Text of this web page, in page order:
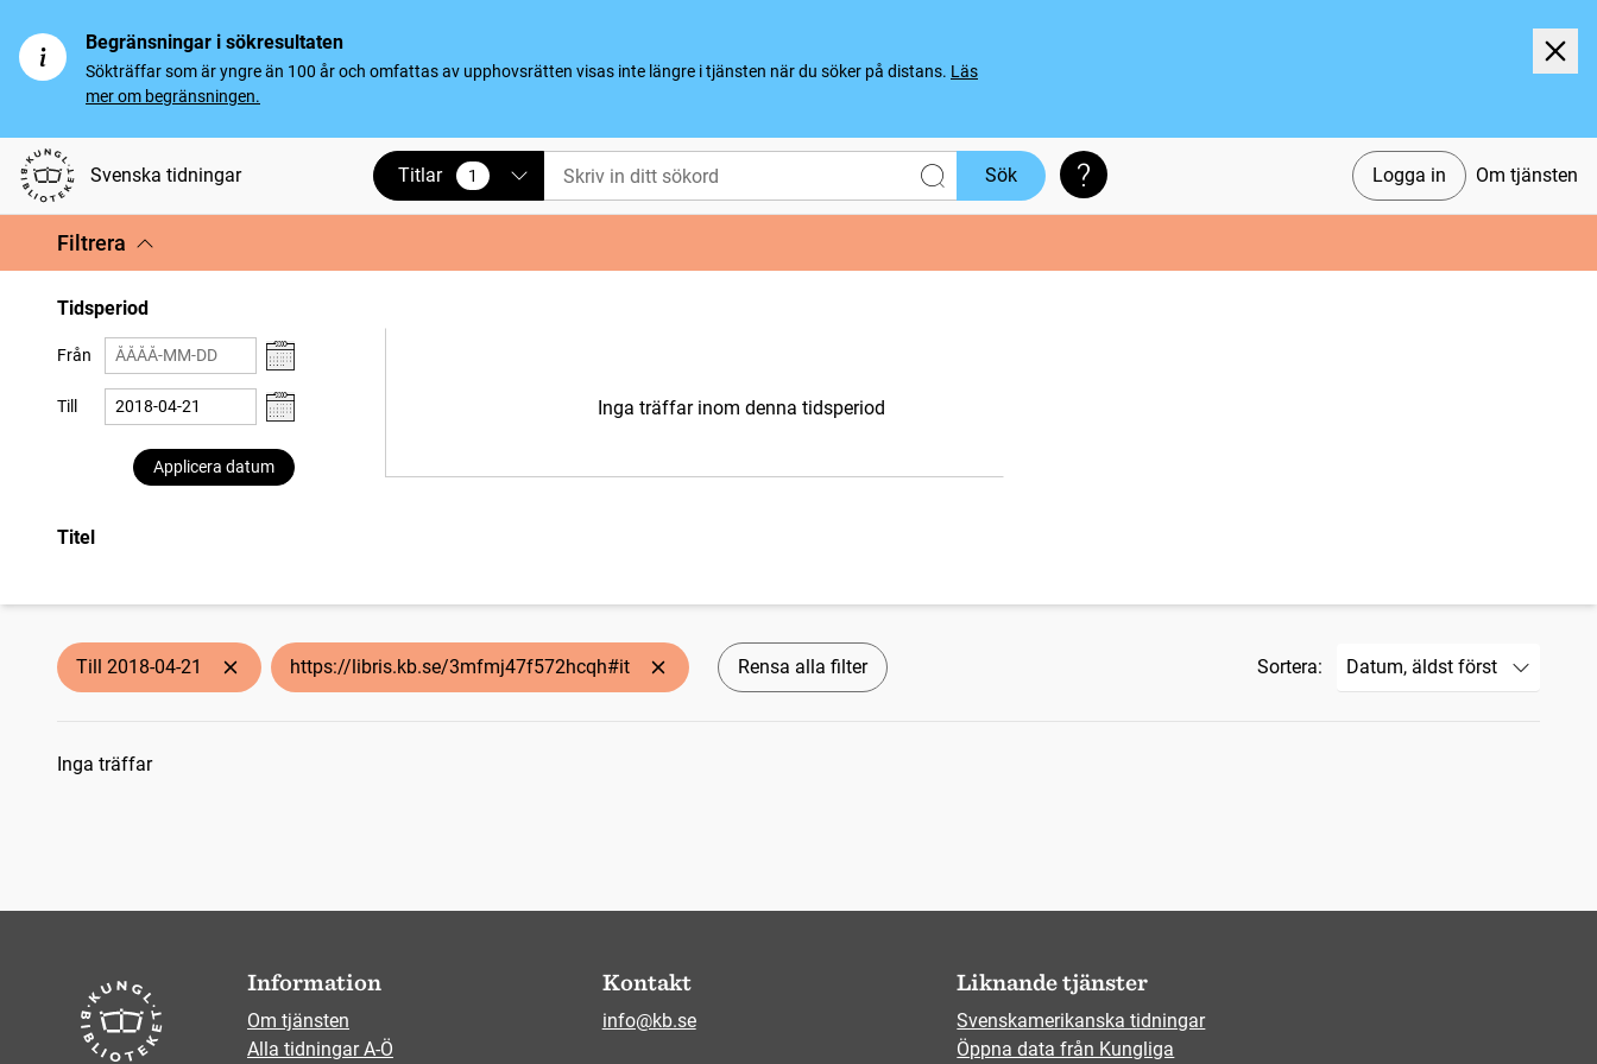
Begränsningar i sökresultaten
Sökträffar som är yngre än 100 år och omfattas av upphovsrätten visas inte längre i tjänsten när du söker på distans. Läs
mer om begränsningen.
Svenska tidningar Logga in Om tjänsten
Titlar 1
vald Sök Söktips
Filtrera
Tidsperiod
Från
Till
Applicera datum
Inga träffar inom denna tidsperiod
Titel
Till 2018-04-21 https://libris.kb.se/3mfmj47f572hcqh#it Rensa alla filter Sortera:
Sökresultat
Inga träffar
Information
Om tjänsten
Alla tidningar A-Ö
Kontakt
info@kb.se
Liknande tjänster
Svenskamerikanska tidningar
Öppna data från Kungliga